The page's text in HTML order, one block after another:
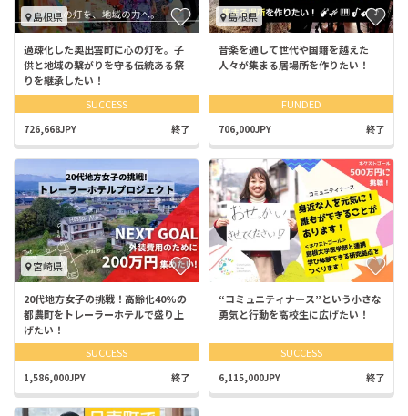
島根県
過疎化した奥出雲町に心の灯を。子
供と地域の繋がりを守る伝統ある祭
りを継承したい！
SUCCESS
726,668JPY 終了
島根県
音楽を通して世代や国籍を越えた
人々が集まる居場所を作りたい！
FUNDED
706,000JPY 終了
宮崎県
20代地方女子の挑戦！高齢化40%の
都農町をトレーラーホテルで盛り上
げたい！
SUCCESS
1,586,000JPY 終了
“コミュニティナース”という小さな
勇気と行動を高校生に広げたい！
SUCCESS
6,115,000JPY 終了